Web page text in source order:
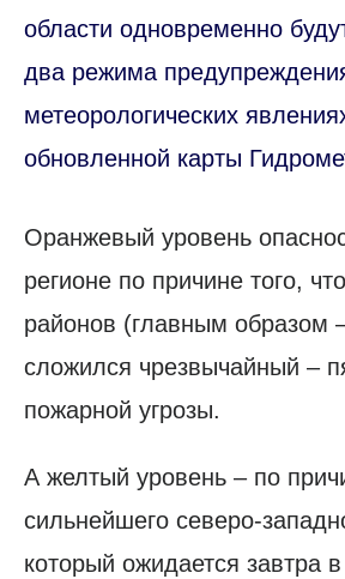
области одновременно
два режима
метеорологических
обновленной карты
Оранжевый уровень
регионе по причине того,
районов (главным образом
сложился чрезвычайный –
пожарной угрозы.
А желтый уровень – по
сильнейшего северо-
который ожидается завтра